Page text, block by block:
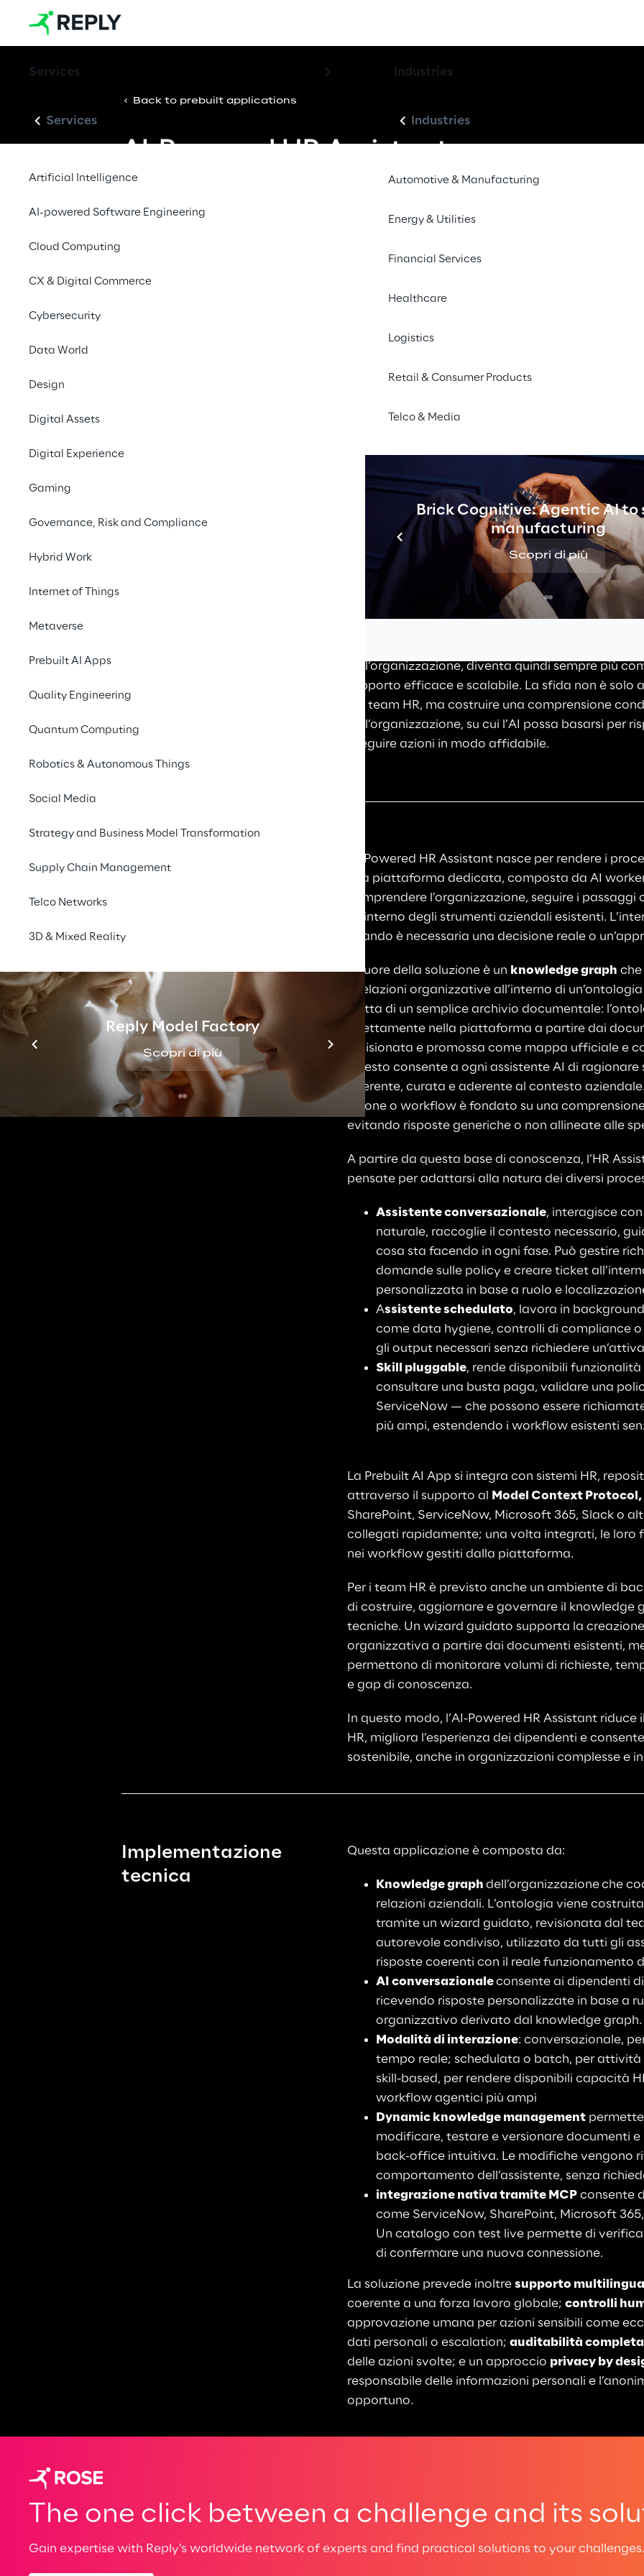
Services
Services
Artificial Intelligence
AI-powered Software Engineering
Cloud Computing
CX & Digital Commerce
Cybersecurity
Data World
Design
Digital Assets
Digital Experience
Gaming
Governance, Risk and Compliance
Hybrid Work
Internet of Things
Metaverse
Prebuilt AI Apps
Quality Engineering
Quantum Computing
Robotics & Autonomous Things
Social Media
Strategy and Business Model Transformation
Supply Chain Management
Telco Networks
3D & Mixed Reality
Reply Model Factory
Scopri di più
Prebuilt AI Apps
Scopri di più
Industries
Industries
Automotive & Manufacturing
Energy & Utilities
Financial Services
Healthcare
Logistics
Retail & Consumer Products
Telco & Media
Brick Cognitive: Agentic AI to
manufacturing
Scopri di più
Back to prebuilt applications
AI-Powered HR Assistant
dipendenti un supporto rapido, accurato e personalizzato,
Le funzioni HR devono gestire un volume
dipendenti e di processi ripetitivi e trasversali,
Paesi, domande sulle policy o approvazioni di
tempo e risorse, rallentano il servizio e rendono
Il problema è spesso amplificato dalla
wiki interne o conoscenze non formalizzate delle
dell’organizzazione, diventa quindi sempre più
supporto efficace e scalabile. La sfida non è
dei team HR, ma costruire una comprensione
dell’organizzazione, su cui l’AI possa basarsi per
eseguire azioni in modo affidabile.
Solution Overview
AI-Powered HR Assistant nasce per rendere i
una piattaforma dedicata, composta da AI
comprendere l’organizzazione, seguire i
all’interno degli strumenti aziendali esistenti.
quando è necessaria una decisione reale o
Il cuore della soluzione è un knowledge graph che
e relazioni organizzative all’interno di
tratta di un semplice archivio documentale:
direttamente nella piattaforma a partire dai
revisionata e promossa come mappa ufficiale e
Questo consente a ogni assistente AI di
coerente, curata e aderente al contesto
azione o workflow è fondato su una
evitando risposte generiche o non allineate alle
A partire da questa base di conoscenza, l’HR
pensate per adattarsi alla natura dei diversi
Assistente conversazionale, interagisce
naturale, raccoglie il contesto necessario,
cosa sta facendo in ogni fase. Può gestire
domande sulle policy e creare ticket
personalizzata in base a ruolo e
Assistente schedulato, lavora in
come data hygiene, controlli di compliance
gli output necessari senza richiedere
Skill pluggable, rende disponibili
consultare una busta paga, validare una
ServiceNow — che possono essere
più ampi, estendendo i workflow esistenti
La Prebuilt AI App si integra con sistemi HR,
attraverso il supporto al
Model Context Protocol,
SharePoint, ServiceNow, Microsoft 365, Slack o
collegati rapidamente; una volta integrati, le loro
nei workflow gestiti dalla piattaforma.
Per i team HR è previsto anche un ambiente di
di costruire, aggiornare e governare il knowledge
tecniche. Un wizard guidato supporta la
organizzativa a partire dai documenti esistenti,
permettono di monitorare volumi di richieste,
e gap di conoscenza.
In questo modo, l’AI-Powered HR Assistant
HR, migliora l’esperienza dei dipendenti e
sostenibile, anche in organizzazioni complesse e
Implementazione
tecnica
Questa applicazione è composta da:
Knowledge graph dell’organizzazioneche
relazioni aziendali. L’ontologia viene
tramite un wizard guidato, revisionata dal
autorevole condiviso, utilizzato da tutti gli
risposte coerenti con il reale funzionamento
AI conversazionale consente ai dipendenti
ricevendo risposte personalizzate in base a
organizzativo derivato dal knowledge graph.
Modalità di interazione: conversazionale,
tempo reale; schedulata o batch, per
skill-based, per rendere disponibili capacità
workflow agentici più ampi
Dynamic knowledge management permette
modificare, testare e versionare documenti e
back-office intuitiva. Le modifiche vengono
comportamento dell’assistente, senza
integrazione nativa tramite MCP consente
come ServiceNow, SharePoint, Microsoft
Un catalogo con test live permette di
di confermare una nuova connessione.
La soluzione prevede inoltre supporto multilingua
coerente a una forza lavoro globale; controlli
approvazione umana per azioni sensibili come
dati personali o escalation; auditabilità completa
delle azioni svolte; e un approccio privacy by
responsabile delle informazioni personali e
opportuno.
The one click between a challenge and its
Gain expertise with Reply’s worldwide network of experts and find practical solutions to your challenges.